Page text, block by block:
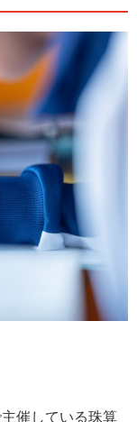
催している珠算